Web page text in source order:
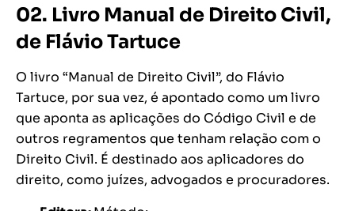
02. Livro Manual de Direito Civil,
de Flávio Tartuce
O livro “Manual de Direito Civil”, do Flávio
Tartuce, por sua vez, é apontado como um livro
que aponta as aplicações do Código Civil e de
outros regramentos que tenham relação com o
Direito Civil. É destinado aos aplicadores do
direito, como juízes, advogados e procuradores.